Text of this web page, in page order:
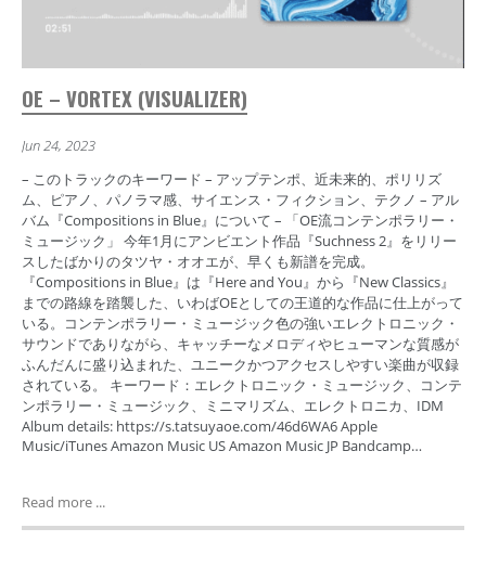
OE – VORTEX (VISUALIZER)
Jun 24, 2023
– このトラックのキーワード – アップテンポ、近未来的、ポリリズ
ム、ピアノ、パノラマ感、サイエンス・フィクション、テクノ – アル
バム『Compositions in Blue』について – 「OE流コンテンポラリー・
ミュージック」 今年1月にアンビエント作品『Suchness 2』をリリー
スしたばかりのタツヤ・オオエが、早くも新譜を完成。
『Compositions in Blue』は『Here and You』から『New Classics』
までの路線を踏襲した、いわばOEとしての王道的な作品に仕上がって
いる。コンテンポラリー・ミュージック色の強いエレクトロニック・
サウンドでありながら、キャッチーなメロディやヒューマンな質感が
ふんだんに盛り込まれた、ユニークかつアクセスしやすい楽曲が収録
されている。 キーワード：エレクトロニック・ミュージック、コンテ
ンポラリー・ミュージック、ミニマリズム、エレクトロニカ、IDM
Album details: https://s.tatsuyaoe.com/46d6WA6 Apple
Music/iTunes Amazon Music US Amazon Music JP Bandcamp…
Read more ...